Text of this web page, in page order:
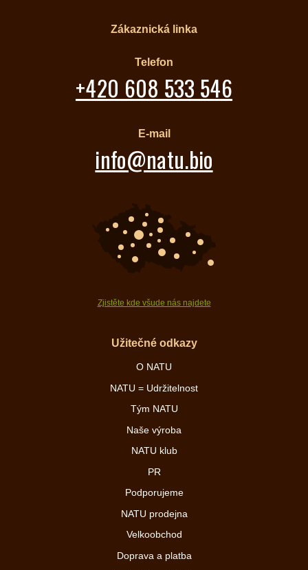
Zákaznická linka
Telefon
+420 608 533 546
E-mail
info@natu.bio
Zjistěte kde všude nás najdete
Užitečné odkazy
O NATU
NATU = Udržitelnost
Tým NATU
Naše výroba
NATU klub
PR
Podporujeme
NATU prodejna
Velkoobchod
Doprava a platba